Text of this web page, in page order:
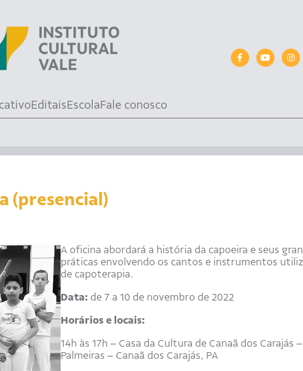
EditaisEscolaFale conosco
(presencial)
A oficina abordará a história da capoeira e seus
práticas envolvendo os cantos e instrumentos
de capoterapia.
Data: de 7 a 10 de novembro de 2022
Horários e locais:
14h às 17h – Casa da Cultura de Canaã dos Carajás
Palmeiras – Canaã dos Carajás, PA